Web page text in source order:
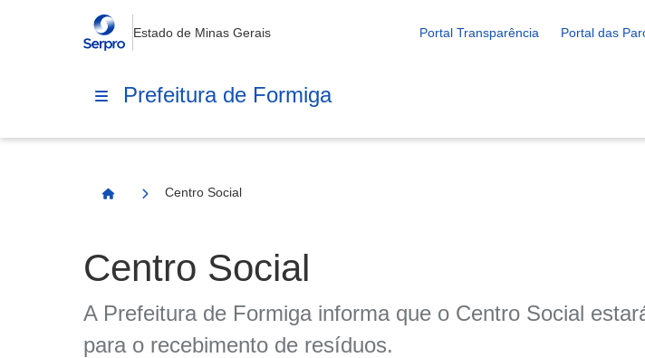
Estado de Minas Gerais Portal Transparência Portal das
Prefeitura de Formiga
Página Inicial
Centro Social
Centro Social
A Prefeitura de Formiga informa que o Centro Social
para o recebimento de resíduos.